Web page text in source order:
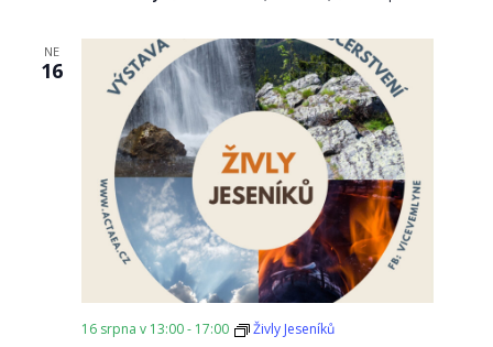
NE
16
16 srpna v 13:00- 17:00 Živly Jeseníků